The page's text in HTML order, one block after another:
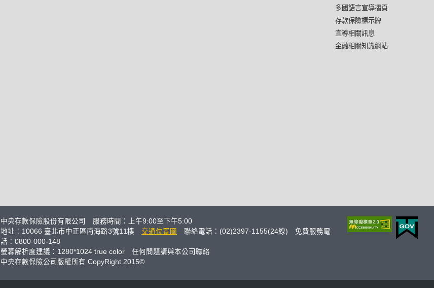
多國語言宣導摺頁
存款保險標示牌
宣導相關訊息
金融相關知識網站
中央存款保險股份有限公司 服務時間：上午9:00至下午5:00
地址：10066 臺北市中正區南海路3號11樓
交通位置圖
聯絡電話：(02)2397-1155(24線) 免費服務電
話：0800-000-148
螢幕解析度建議：1280*1024 true color 任何問題請與本公司聯絡
中央存款保險公司版權所有 CopyRight 2015©